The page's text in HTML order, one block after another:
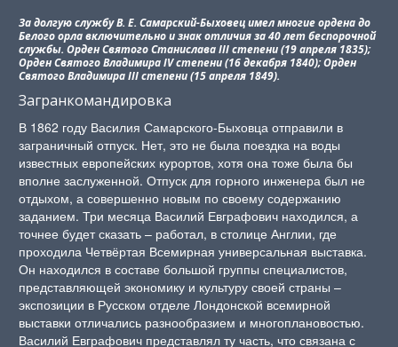
За долгую службу В. Е. Самарский-Быховец имел многие ордена до
Белого орла включительно и знак отличия за 40 лет беспорочной
службы. Орден Святого Станислава III степени (19 апреля 1835);
Орден Святого Владимира IV степени (16 декабря 1840); Орден
Святого Владимира III степени (15 апреля 1849).
Загранкомандировка
В 1862 году Василия Самарского-Быховца отправили в
заграничный отпуск. Нет, это не была поездка на воды
известных европейских курортов, хотя она тоже была бы
вполне заслуженной. Отпуск для горного инженера был не
отдыхом, а совершенно новым по своему содержанию
заданием. Три месяца Василий Евграфович находился, а
точнее будет сказать – работал, в столице Англии, где
проходила Четвёртая Всемирная универсальная выставка.
Он находился в составе большой группы специалистов,
представляющей экономику и культуру своей страны –
экспозиции в Русском отделе Лондонской всемирной
выставки отличались разнообразием и многоплановостью.
Василий Евграфович представлял ту часть, что связана с